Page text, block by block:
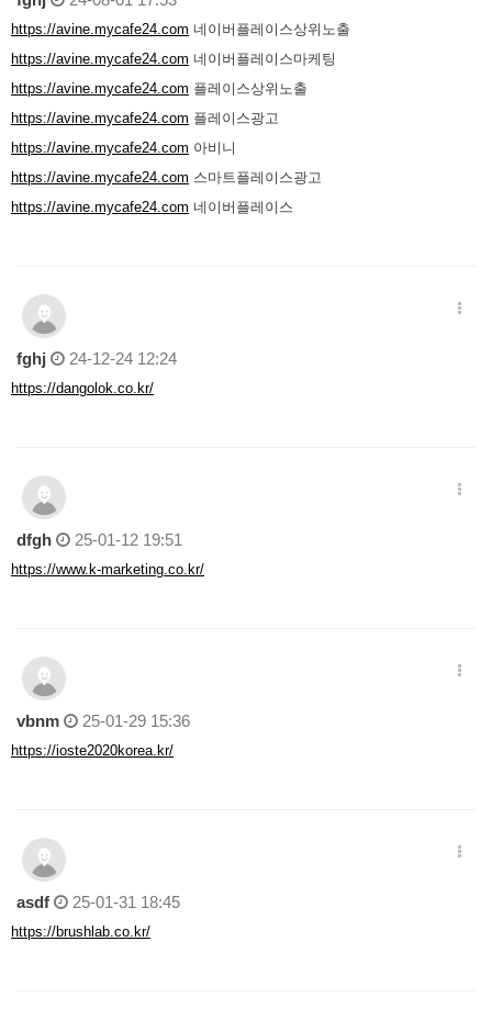
https://avine.mycafe24.com 네이버플레이스상위노출
https://avine.mycafe24.com 네이버플레이스마케팅
https://avine.mycafe24.com 플레이스상위노출
https://avine.mycafe24.com 플레이스광고
https://avine.mycafe24.com 아비니
https://avine.mycafe24.com 스마트플레이스광고
https://avine.mycafe24.com 네이버플레이스
fghj 24-12-24 12:24
https://dangolok.co.kr/
dfgh 25-01-12 19:51
https://www.k-marketing.co.kr/
vbnm 25-01-29 15:36
https://ioste2020korea.kr/
asdf 25-01-31 18:45
https://brushlab.co.kr/